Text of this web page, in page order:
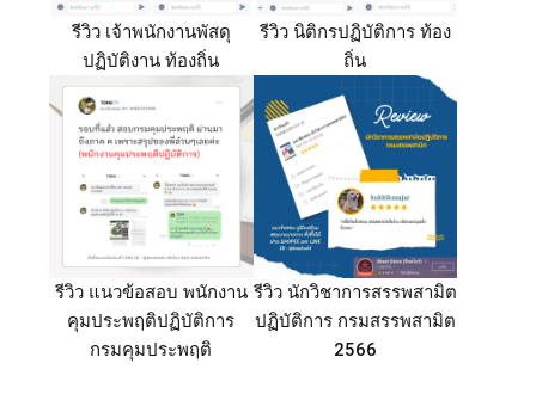
รีวิว เจ้าพนักงานพัสดุ
ปฏิบัติงาน ท้องถิ่น
รีวิว นิติกรปฏิบัติการ ท้อง
ถิ่น
รีวิว แนวข้อสอบ พนักงาน
คุมประพฤติปฏิบัติการ
กรมคุมประพฤติ
รีวิว นักวิชาการสรรพสามิต
ปฏิบัติการ กรมสรรพสามิต
2566